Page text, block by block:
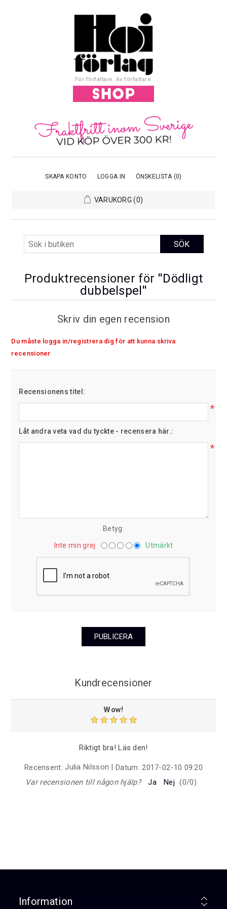
För författare. Av författare.
SKAPA KONTO LOGGA IN ÖNSKELISTA (0)
VARUKORG (0)
Produktrecensioner för
Dödligt
dubbelspel
Skriv din egen recension
Du måste logga in/registrera dig för att kunna skriva
recensioner
Recensionens titel:
*
Låt andra veta vad du tyckte - recensera här.:
*
Betyg:
Inte min grej Utmärkt
Kundrecensioner
Wow!
Riktigt bra! Läs den!
Recensent: Julia Nilsson | Datum: 2017-02-10 09:20
Var recensionen till någon hjälp?
Ja Nej (0/0)
Information